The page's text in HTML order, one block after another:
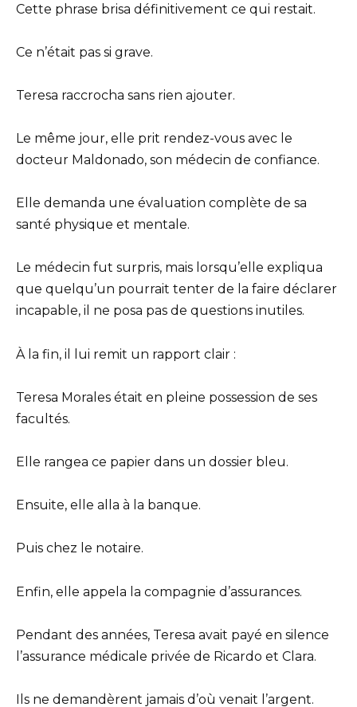
Cette phrase brisa définitivement ce qui restait.
Ce n’était pas si grave.
Teresa raccrocha sans rien ajouter.
Le même jour, elle prit rendez-vous avec le
docteur Maldonado, son médecin de confiance.
Elle demanda une évaluation complète de sa
santé physique et mentale.
Le médecin fut surpris, mais lorsqu’elle expliqua
que quelqu’un pourrait tenter de la faire déclarer
incapable, il ne posa pas de questions inutiles.
À la fin, il lui remit un rapport clair :
Teresa Morales était en pleine possession de ses
facultés.
Elle rangea ce papier dans un dossier bleu.
Ensuite, elle alla à la banque.
Puis chez le notaire.
Enfin, elle appela la compagnie d’assurances.
Pendant des années, Teresa avait payé en silence
l’assurance médicale privée de Ricardo et Clara.
Ils ne demandèrent jamais d’où venait l’argent.